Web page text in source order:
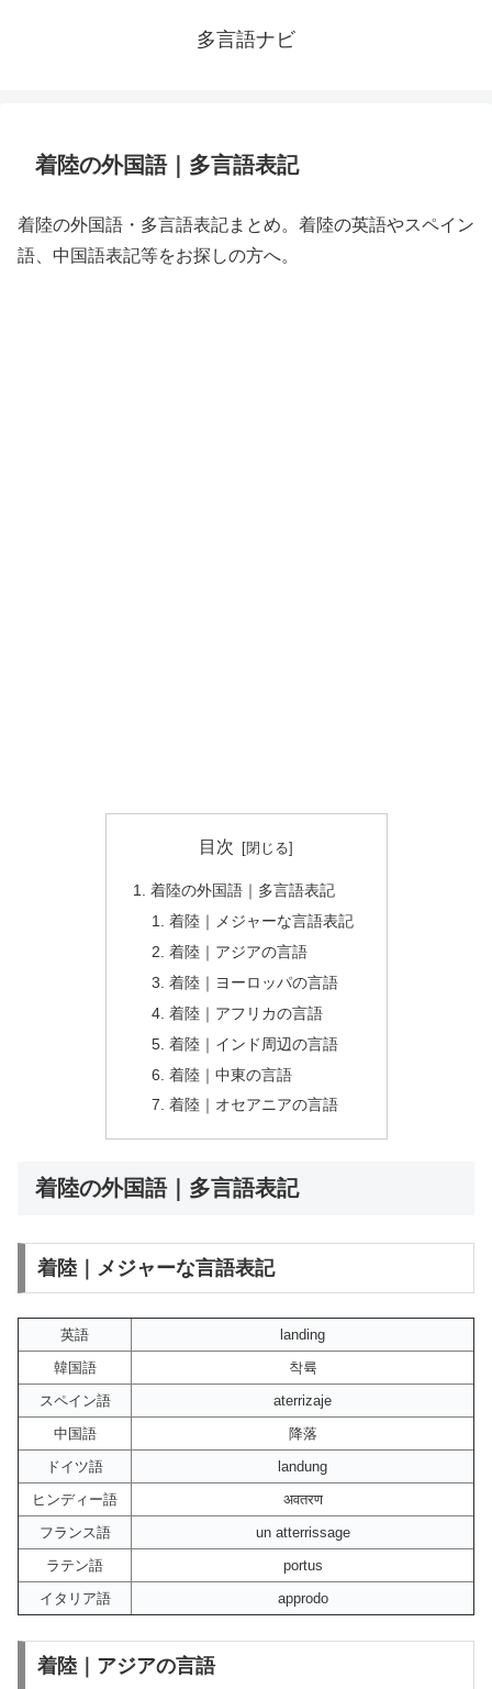
多言語ナビ
着陸の外国語｜多言語表記
着陸の外国語・多言語表記まとめ。着陸の英語やスペイン
語、中国語表記等をお探しの方へ。
目次
着陸の外国語｜多言語表記
着陸｜メジャーな言語表記
着陸｜アジアの言語
着陸｜ヨーロッパの言語
着陸｜アフリカの言語
着陸｜インド周辺の言語
着陸｜中東の言語
着陸｜オセアニアの言語
着陸の外国語｜多言語表記
着陸｜メジャーな言語表記
英語
landing
韓国語
착륙
スペイン語
aterrizaje
中国語
降落
ドイツ語
landung
ヒンディー語
अवतरण
フランス語
un atterrissage
ラテン語
portus
イタリア語
approdo
着陸｜アジアの言語